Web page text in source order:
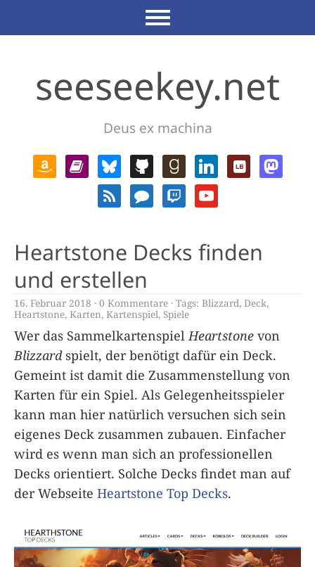
seeseekey.net
Deus ex machina
Heartstone Decks finden
und erstellen
16. Februar 2018 0 Kommentare Tags: Blizzard, Deck,
Heartstone, Karten, Kartenspiel, Spiele
Wer das Sammelkartenspiel Heartstone von
Blizzardspielt, der benötigt dafür ein Deck.
Gemeint ist damit die Zusammenstellung von
Karten für ein Spiel. Als Gelegenheitsspieler
kann man hier natürlich versuchen sich sein
eigenes Deck zusammen zubauen. Einfacher
wird es wenn man sich an professionellen
Decks orientiert. Solche Decks findet man auf
der Webseite Heartstone Top Decks.